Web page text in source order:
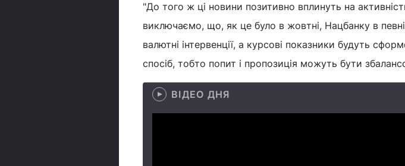
"До того ж ці новини позитивно вплинуть на
виключаємо, що, як це було в жовтні, Нацбанку в
валютні інтервенції, а курсові показники будуть
спосіб, тобто попит і пропозиція можуть бути
ВІДЕО ДНЯ